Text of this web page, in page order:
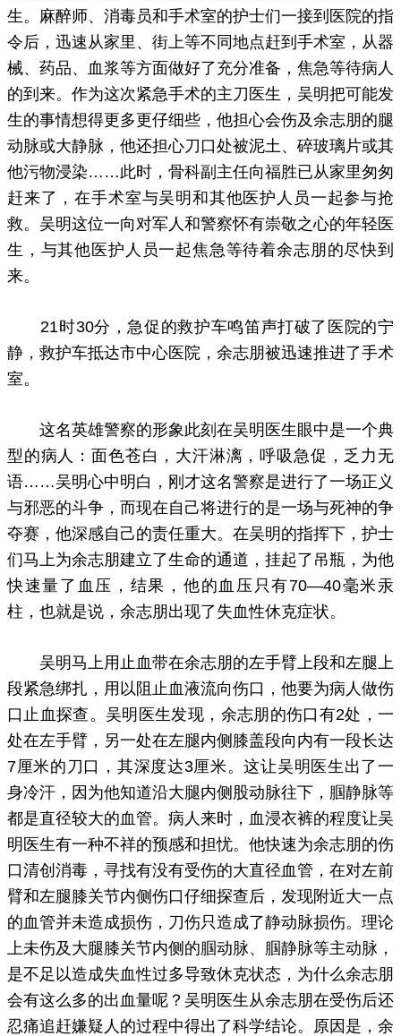
生。麻醉师、消毒员和手术室的护士们一接到医院的指
令后，迅速从家里、街上等不同地点赶到手术室，从器
械、药品、血浆等方面做好了充分准备，焦急等待病人
的到来。作为这次紧急手术的主刀医生，吴明把可能发
生的事情想得更多更仔细些，他担心会伤及余志朋的腿
动脉或大静脉，他还担心刀口处被泥土、碎玻璃片或其
他污物浸染……此时，骨科副主任向福胜已从家里匆匆
赶来了，在手术室与吴明和其他医护人员一起参与抢
救。吴明这位一向对军人和警察怀有崇敬之心的年轻医
生，与其他医护人员一起焦急等待着余志朋的尽快到
来。
21时30分，急促的救护车鸣笛声打破了医院的宁
静，救护车抵达市中心医院，余志朋被迅速推进了手术
室。
这名英雄警察的形象此刻在吴明医生眼中是一个典
型的病人：面色苍白，大汗淋漓，呼吸急促，乏力无
语……吴明心中明白，刚才这名警察是进行了一场正义
与邪恶的斗争，而现在自己将进行的是一场与死神的争
夺赛，他深感自己的责任重大。在吴明的指挥下，护士
们马上为余志朋建立了生命的通道，挂起了吊瓶，为他
快速量了血压，结果，他的血压只有70—40毫米汞
柱，也就是说，余志朋出现了失血性休克症状。
吴明马上用止血带在余志朋的左手臂上段和左腿上
段紧急绑扎，用以阻止血液流向伤口，他要为病人做伤
口止血探查。吴明医生发现，余志朋的伤口有2处，一
处在左手臂，另一处在左腿内侧膝盖段向内有一段长达
7厘米的刀口，其深度达3厘米。这让吴明医生出了一
身冷汗，因为他知道沿大腿内侧股动脉往下，腘静脉等
都是直径较大的血管。病人来时，血浸衣裤的程度让吴
明医生有一种不祥的预感和担忧。他快速为余志朋的伤
口清创消毒，寻找有没有受伤的大直径血管，在对左前
臂和左腿膝关节内侧伤口仔细探查后，发现附近大一点
的血管并未造成损伤，刀伤只造成了静动脉损伤。理论
上未伤及大腿膝关节内侧的腘动脉、腘静脉等主动脉，
是不足以造成失血性过多导致休克状态，为什么余志朋
会有这么多的出血量呢？吴明医生从余志朋在受伤后还
忍痛追赶嫌疑人的过程中得出了科学结论。原因是，余